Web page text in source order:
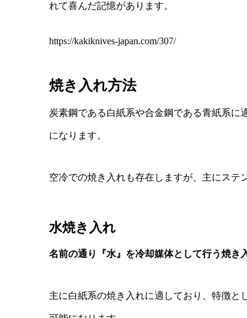
れて喜んだ記憶があります。
https://kakiknives-japan.com/307/
焼き入れ方法
炭素鋼である白紙系や合金鋼である青紙系に
になります。
空冷での焼き入れも存在しますが、主にステ
水焼き入れ
名前の通り『水』を冷却媒体として行う焼き
主に白紙系の焼き入れに適しており、特徴と